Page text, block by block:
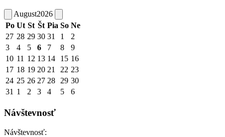
August2026
Po Ut St Št Pia So Ne
27 28 29 30 31 1
2
3
4 5 6 7 8
9
10 11 12 13 14 15 16
17 18 19 20 21 22 23
24 25 26 27 28 29 30
31 1 2 3 4 5 6
Návštevnosť
Návštevnosť: